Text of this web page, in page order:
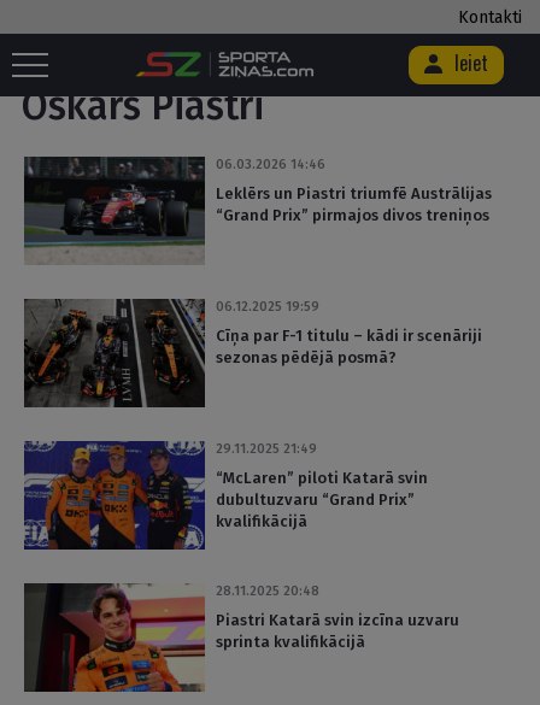
Kontakti
Ieiet
Sākums Birka "Oskars Piastri"
Oskars Piastri
06.03.2026 14:46
Leklērs un Piastri triumfē Austrālijas
“Grand Prix” pirmajos divos treniņos
06.12.2025 19:59
Cīņa par F-1 titulu – kādi ir scenāriji
sezonas pēdējā posmā?
29.11.2025 21:49
“McLaren” piloti Katarā svin
dubultuzvaru “Grand Prix”
kvalifikācijā
28.11.2025 20:48
Piastri Katarā svin izcīna uzvaru
sprinta kvalifikācijā